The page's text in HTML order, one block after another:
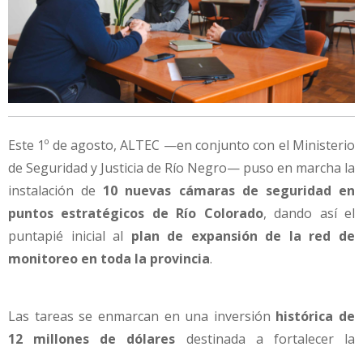
Este 1º de agosto, ALTEC —en conjunto con el Ministerio
de Seguridad y Justicia de Río Negro— puso en marcha la
instalación de 10 nuevas cámaras de seguridad en
puntos estratégicos de Río Colorado, dando así el
puntapié inicial al plan de expansión de la red de
monitoreo en toda la provincia.
Las tareas se enmarcan en una inversión histórica de
12 millones de dólares destinada a fortalecer la